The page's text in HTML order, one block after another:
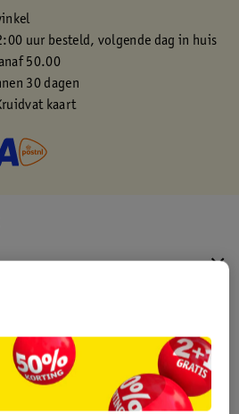
uur besteld, volgende dag in huis
50.00
30 dagen
kaart
heeft (nog) geen Nature